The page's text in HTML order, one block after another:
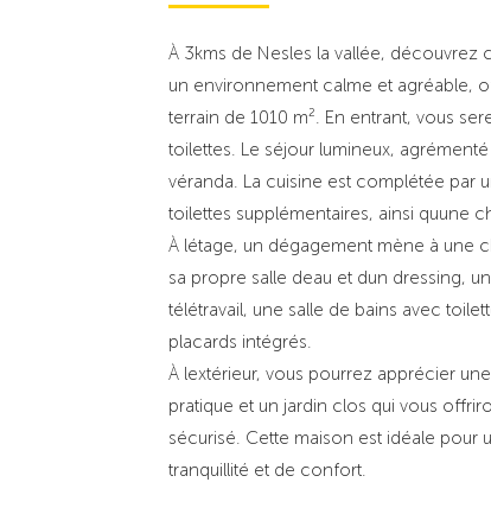
À 3kms de Nesles la vallée, découvrez
un environnement calme et agréable,
terrain de 1010 m². En entrant, vous
toilettes. Le séjour lumineux, agrémenté
véranda. La cuisine est complétée par
toilettes supplémentaires, ainsi quune
À létage, un dégagement mène à
sa propre salle deau et dun dressing,
télétravail, une salle de bains avec
placards intégrés.
À lextérieur, vous pourrez apprécier
pratique et un jardin clos qui vous
sécurisé. Cette maison est idéale pour
tranquillité et de confort.